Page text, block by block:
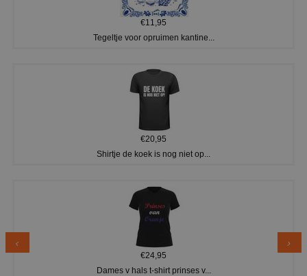
€11,95
Tegeltje voor opruimen kantine...
€20,95
Shirtje de koek is nog niet op...
€24,95
Dames v hals t-shirt prinses v...